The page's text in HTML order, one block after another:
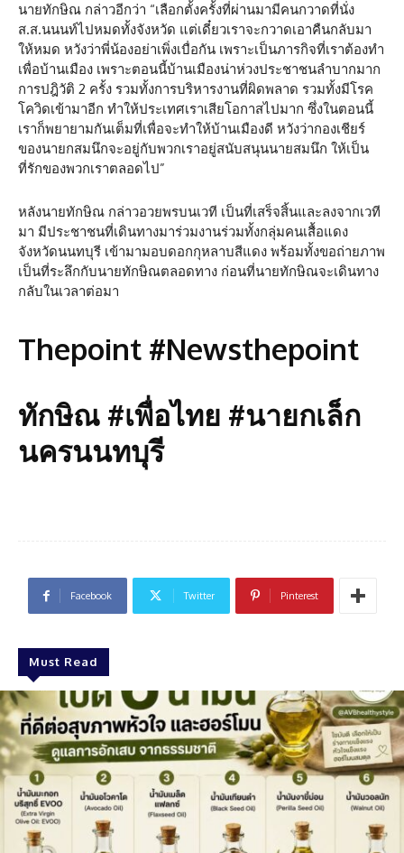
นายทักษิณ กล่าวอีกว่า “เลือกตั้งครั้งที่ผ่านมามีคนกวาดที่นั่ง
ส.ส.นนนท์ไปหมดทั้งจังหวัด แต่เดี๋ยวเราจะกวาดเอาคืนกลับมา
ให้หมด หวังว่าพี่น้องอย่าเพิ่งเบื่อกัน เพราะเป็นภารกิจที่เราต้องทำ
เพื่อบ้านเมือง เพราะตอนนี้บ้านเมืองน่าห่วงประชาชนลำบากมาก
การปฎิวัติ 2 ครั้ง รวมทั้งการบริหารงานที่ผิดพลาด รวมทั้งมีโรค
โควิดเข้ามาอีก ทำให้ประเทศเราเสียโอกาสไปมาก ซึ่งในตอนนี้
เราก็พยายามกันเต็มที่เพื่อจะทำให้บ้านเมืองดี หวังว่ากองเชียร์
ของนายกสมนึกจะอยู่กับพวกเราอยู่สนับสนุนนายสมนึก ให้เป็น
ที่รักของพวกเราตลอดไป”
หลังนายทักษิณ กล่าวอวยพรบนเวที เป็นที่เสร็จสิ้นและลงจากเวที
มา มีประชาชนที่เดินทางมาร่วมงานร่วมทั้งกลุ่มคนเสื้อแดง
จังหวัดนนทบุรี เข้ามามอบดอกกุหลาบสีแดง พร้อมทั้งขอถ่ายภาพ
เป็นที่ระลึกกับนายทักษิณตลอดทาง ก่อนที่นายทักษิณจะเดินทาง
กลับในเวลาต่อมา
Thepoint #Newsthepoint
ทักษิณ #เพื่อไทย #นายกเล็ก
นครนนทบุรี
Facebook Twitter Pinterest
Must Read